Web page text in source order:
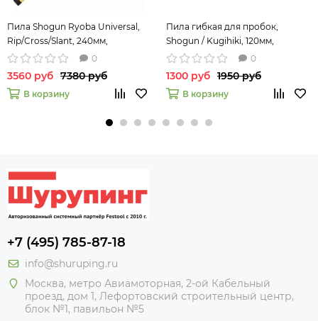
Пила Shogun Ryoba Universal,
Rip/Cross/Slant, 240мм,
деревянная рукоять
0
3560 руб 7380 руб
В корзину
Пила гибкая для пробок,
Shogun / Kugihiki, 120мм,
толщина 0.4мм
0
1300 руб 1950 руб
В корзину
+7 (495) 785-87-18
info@shuruping.ru
Москва, метро Авиамоторная, 2-ой Кабельный
проезд, дом 1, Лефортовский строительный центр,
блок №1, павильон №5